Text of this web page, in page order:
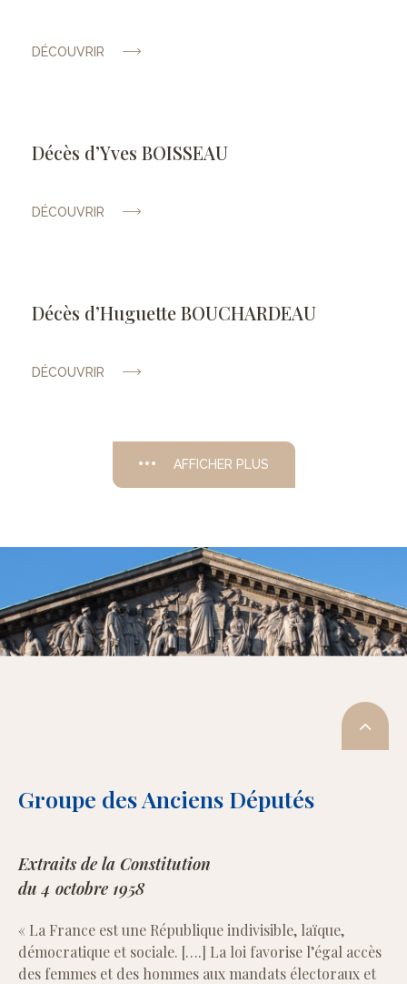
DÉCOUVRIR
Décès d’Yves BOISSEAU
DÉCOUVRIR
Décès d’Huguette BOUCHARDEAU
DÉCOUVRIR
AFFICHER PLUS
Groupe des Anciens Députés
Extraits de la Constitution
du 4 octobre 1958
« La France est une République indivisible, laïque,
démocratique et sociale. [….] La loi favorise l’égal accès
des femmes et des hommes aux mandats électoraux et